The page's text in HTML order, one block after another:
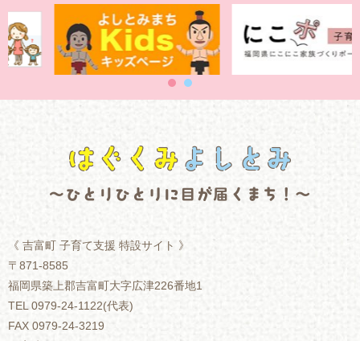
《 吉富町 子育て支援 特設サイト 》
〒871-8585
福岡県築上郡吉富町大字広津226番地1
TEL 0979-24-1122(代表)
FAX 0979-24-3219